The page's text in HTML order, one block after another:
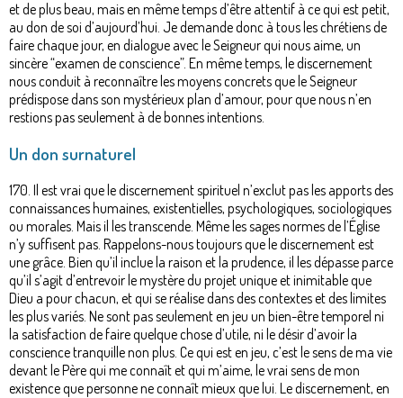
et de plus beau, mais en même temps d’être attentif à ce qui est petit,
au don de soi d’aujourd’hui. Je demande donc à tous les chrétiens de
faire chaque jour, en dialogue avec le Seigneur qui nous aime, un
sincère “examen de conscience”. En même temps, le discernement
nous conduit à reconnaître les moyens concrets que le Seigneur
prédispose dans son mystérieux plan d’amour, pour que nous n’en
restions pas seulement à de bonnes intentions.
Un don surnaturel
170. Il est vrai que le discernement spirituel n’exclut pas les apports des
connaissances humaines, existentielles, psychologiques, sociologiques
ou morales. Mais il les transcende. Même les sages normes de l’Église
n’y suffisent pas. Rappelons-nous toujours que le discernement est
une grâce. Bien qu’il inclue la raison et la prudence, il les dépasse parce
qu’il s’agit d’entrevoir le mystère du projet unique et inimitable que
Dieu a pour chacun, et qui se réalise dans des contextes et des limites
les plus variés. Ne sont pas seulement en jeu un bien-être temporel ni
la satisfaction de faire quelque chose d’utile, ni le désir d’avoir la
conscience tranquille non plus. Ce qui est en jeu, c’est le sens de ma vie
devant le Père qui me connaît et qui m’aime, le vrai sens de mon
existence que personne ne connaît mieux que lui. Le discernement, en